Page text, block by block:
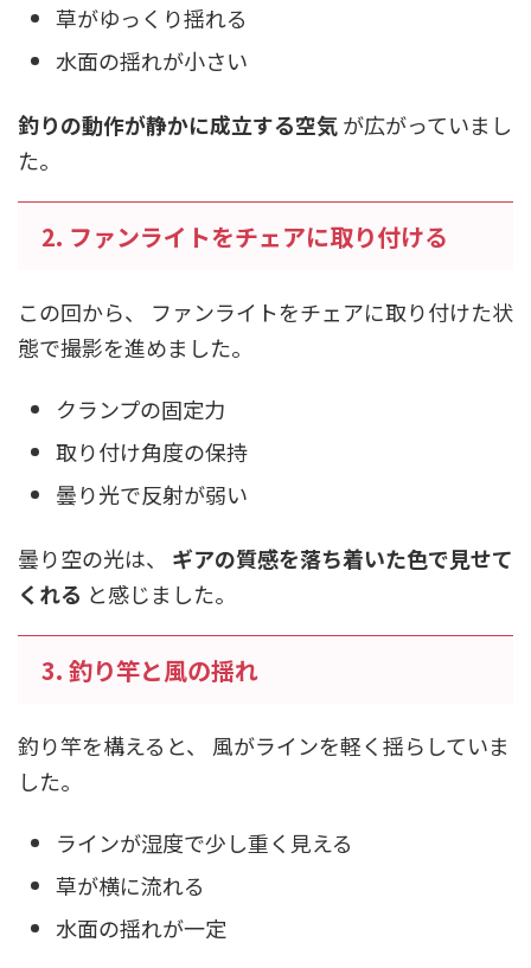
草がゆっくり揺れる
水面の揺れが小さい
釣りの動作が静かに成立する空気が広がっていまし
た。
2. ファンライトをチェアに取り付ける
この回から、 ファンライトをチェアに取り付けた状
態で撮影を進めました。
クランプの固定力
取り付け角度の保持
曇り光で反射が弱い
曇り空の光は、 ギアの質感を落ち着いた色で見せて
くれる と感じました。
3. 釣り竿と風の揺れ
釣り竿を構えると、 風がラインを軽く揺らしていま
した。
ラインが湿度で少し重く見える
草が横に流れる
水面の揺れが一定